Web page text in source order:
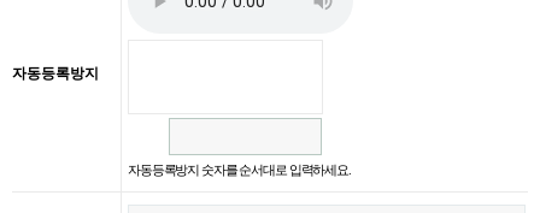
자동등록방지
자동등록방지 숫자를 순서대로 입력하세요.